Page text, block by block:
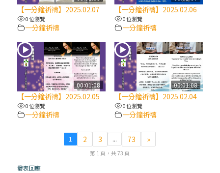
匝凱的「新生命」：利他與內化
降生成人與人同在＝「厄瑪努爾」
(7)黃敏正主教帶你做【將臨期避靜】—耶穌
降生人間，需要人的「接納」
(6)黃敏正主教帶你做【將臨期避靜】—「馬
(5)黃敏正主教帶你做【將臨期避靜】—「福
【一分鐘祈禱】2025.02.07
0 位瀏覽
一分鐘祈禱
【一分鐘祈禱】2025.02.06
0 位瀏覽
一分鐘祈禱
00:01:08
【一分鐘祈禱】2025.02.05
0 位瀏覽
一分鐘祈禱
00:01:08
【一分鐘祈禱】2025.02.04
0 位瀏覽
一分鐘祈禱
1 2 3 ... 73 »
第 1 頁，共 73 頁
發表回應